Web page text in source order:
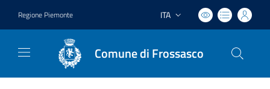
Regione Piemonte Lingua attiva:
ITA
Comune di Frossasco